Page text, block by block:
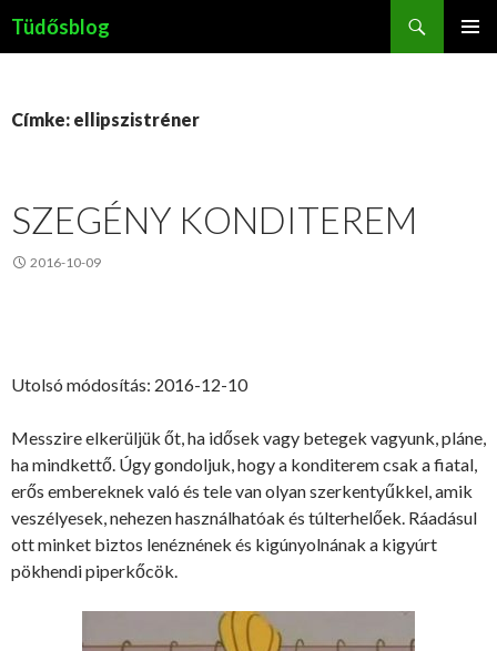
Tüdősblog
Címke: ellipszistréner
SZEGÉNY KONDITEREM
2016-10-09
Utolsó módosítás: 2016-12-10
Messzire elkerüljük őt, ha idősek vagy betegek vagyunk, pláne,
ha mindkettő. Úgy gondoljuk, hogy a konditerem csak a fiatal,
erős embereknek való és tele van olyan szerkentyűkkel, amik
veszélyesek, nehezen használhatóak és túlterhelőek. Ráadásul
ott minket biztos lenéznének és kigúnyolnának a kigyúrt
pökhendi piperkőcök.